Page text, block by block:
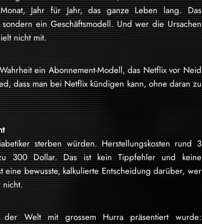
Jahr für Jahr, das ganze Leben lang. Das
ein Geschäftsmodell. Und wer die Ursachen
nicht mit.
ein Abonnement-Modell, das Netflix vor Neid
dass man bei Netflix kündigen kann, ohne daran zu
sterben würden. Herstellungskosten rund 3
300 Dollar. Das ist kein Tippfehler und keine
eine bewusste, kalkulierte Entscheidung darüber, wer
nicht.
der Welt mit grossem Hurra präsentiert wurde: